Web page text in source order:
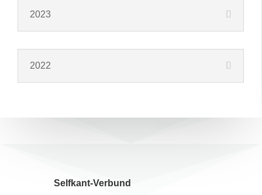
2023
2022
Selfkant-Verbund